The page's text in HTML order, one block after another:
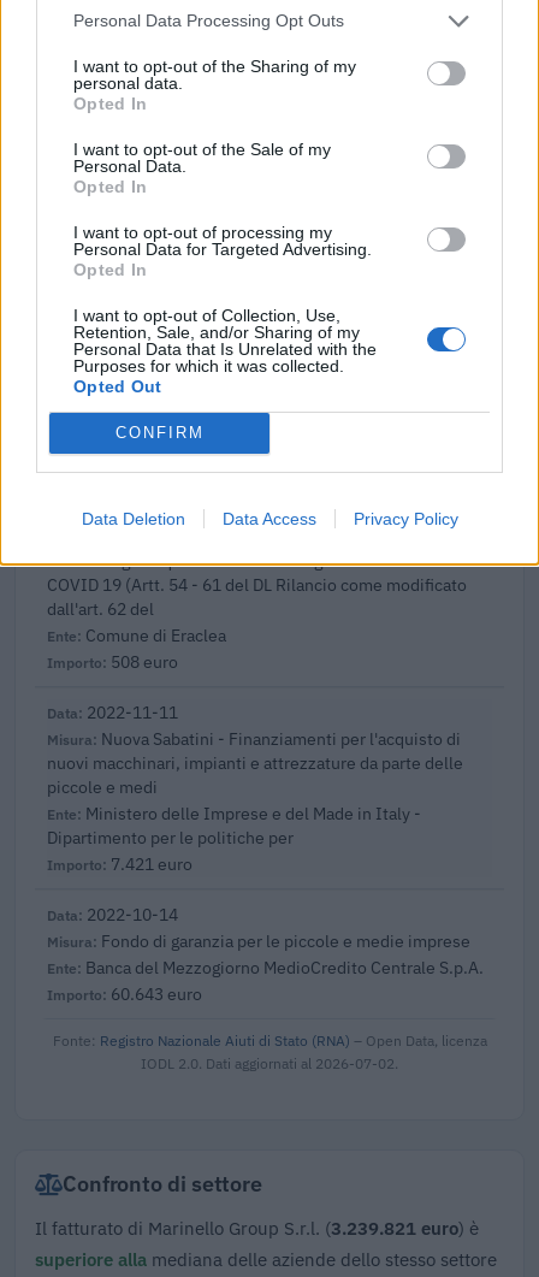
Personal Data Processing Opt Outs
I want to opt-out of the Sharing of my
personal data.
Opted In
I want to opt-out of the Sale of my
Personal Data.
Opted In
I want to opt-out of processing my
Personal Data for Targeted Advertising.
Opted In
I want to opt-out of Collection, Use,
Retention, Sale, and/or Sharing of my
Personal Data that Is Unrelated with the
Purposes for which it was collected.
Opted Out
CONFIRM
Data Deletion Data Access Privacy Policy
2023-04-18
seguito della crisi economica causata dall'epidemia di
COVID-19 [con mo
13.246 euro
2023-04-15
SA.57496 (2021/N) – Italy – Broadband vouchers
for SMEs
INFRATEL ITALIA S.P.A.
300 euro
2023-04-07
esenzioni fiscali e crediti d'imposta adottati a
seguito della crisi economica causata dall'epidemia di
COVID-19 [con mo
agenzia delle entrate
Regime quadro nazionale sugli aiuti di Stato –
COVID 19 (Artt. 54 - 61 del DL Rilancio come modificato
dall'art. 62 del
Comune di Eraclea
508 euro
2022-11-11
Nuova Sabatini - Finanziamenti per l'acquisto di
nuovi macchinari, impianti e attrezzature da parte delle
piccole e medi
Ministero delle Imprese e del Made in Italy -
Dipartimento per le politiche per
7.421 euro
2022-10-14
Fondo di garanzia per le piccole e medie imprese
Banca del Mezzogiorno MedioCredito Centrale S.p.A.
60.643 euro
Fonte: Registro Nazionale Aiuti di Stato (RNA) – Open Data, licenza
IODL 2.0. Dati aggiornati al 2026-07-02.
Confronto di settore
Il fatturato di Marinello Group S.r.l. (3.239.821 euro) è
superiore alla mediana delle aziende dello stesso settore